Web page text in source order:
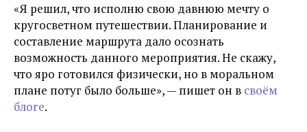
«Я решил, что исполню свою давнюю мечту о
кругосветном путешествии. Планирование и
составление маршрута дало осознать
возможность данного мероприятия. Не скажу,
что яро готовился физически, но в моральном
плане потуг было больше», — пишет он в своём
блоге.